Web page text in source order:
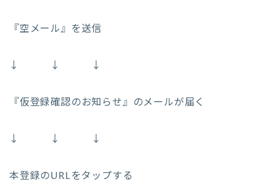
『空メール』を送信
↓ ↓ ↓
『仮登録確認のお知らせ』のメールが届く
↓ ↓ ↓
本登録のURLをタップする